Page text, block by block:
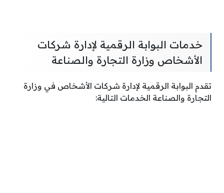
خدمات البوابة الرقمية لإدارة شركات
الأشخاص وزارة التجارة والصناعة
تقدم البوابة الرقمية لإدارة شركات الأشخاص في وزارة
التجارة والصناعة الخدمات التالية: